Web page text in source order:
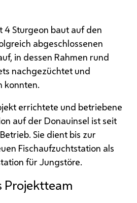
4 Sturgeon baut auf den
abgeschlossenen
in dessen Rahmen rund
nachgezüchtet und
konnten.
errichtete und betriebene
auf der Donauinsel ist seit
Sie dient bis zur
Fischaufzuchtstation als
für Jungstöre.
Projektteam